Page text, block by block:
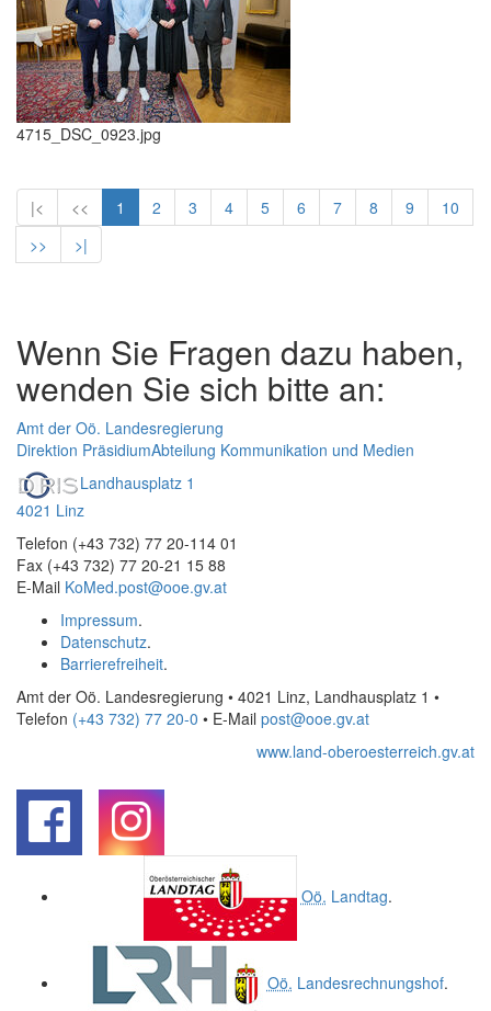
4715_DSC_0923.jpg
|< << 1 2 3 4 5 6 7 8 9
10
>>
>|
Wenn Sie Fragen dazu haben,
wenden Sie sich bitte an:
Amt der Oö. Landesregierung
Direktion PräsidiumAbteilung Kommunikation und Medien
Landhausplatz 1
4021 Linz
Telefon (+43 732) 77 20-114 01
Fax (+43 732) 77 20-21 15 88
E-Mail KoMed.post@ooe.gv.at
Impressum.
Datenschutz.
Barrierefreiheit.
Amt der Oö. Landesregierung • 4021 Linz, Landhausplatz 1 •
Telefon (+43 732) 77 20-0 • E-Mail post@ooe.gv.at
www.land-oberoesterreich.gv.at
Oö. Landtag.
Oö. Landesrechnungshof.